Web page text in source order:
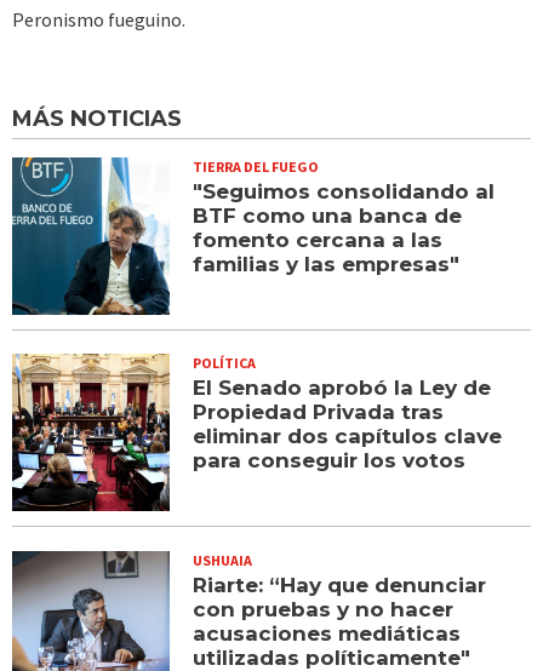
Peronismo fueguino.
MÁS NOTICIAS
TIERRA DEL FUEGO
"Seguimos consolidando al
BTF como una banca de
fomento cercana a las
familias y las empresas"
POLÍTICA
El Senado aprobó la Ley de
Propiedad Privada tras
eliminar dos capítulos clave
para conseguir los votos
USHUAIA
Riarte: “Hay que denunciar
con pruebas y no hacer
acusaciones mediáticas
utilizadas políticamente"